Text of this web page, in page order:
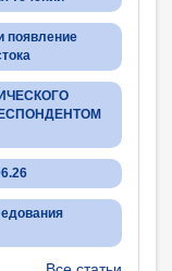
появление